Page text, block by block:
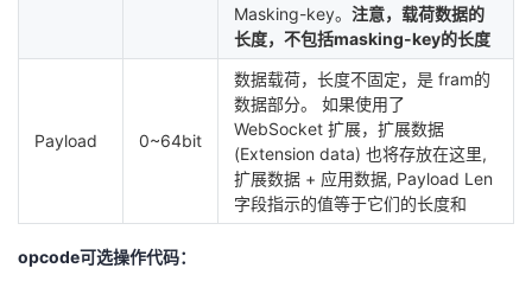
Masking-key。 注意，载荷数据的
长度，不包括masking-key的长度
Payload 0~64bit
数据载荷，长度不固定，是 fram的
数据部分。 如果使用了
WebSocket 扩展，扩展数据
(Extension data) 也将存放在这里,
扩展数据 + 应用数据, Payload Len
字段指示的值等于它们的长度和
opcode可选操作代码：